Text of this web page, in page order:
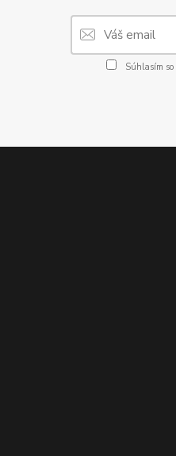
Súhlasím so